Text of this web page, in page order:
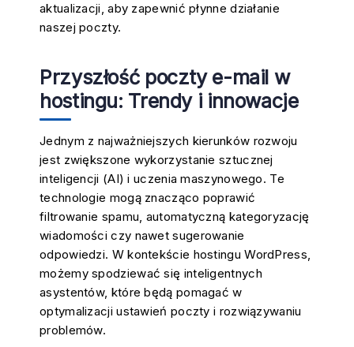
aktualizacji, aby zapewnić płynne działanie
naszej poczty.
Przyszłość poczty e-mail w
hostingu: Trendy i innowacje
Jednym z najważniejszych kierunków rozwoju
jest zwiększone wykorzystanie sztucznej
inteligencji (AI) i uczenia maszynowego. Te
technologie mogą znacząco poprawić
filtrowanie spamu, automatyczną kategoryzację
wiadomości czy nawet sugerowanie
odpowiedzi. W kontekście hostingu WordPress,
możemy spodziewać się inteligentnych
asystentów, które będą pomagać w
optymalizacji ustawień poczty i rozwiązywaniu
problemów.